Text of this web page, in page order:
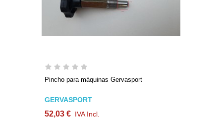
Pincho para máquinas Gervasport
GERVASPORT
52,03 € IVA Incl.